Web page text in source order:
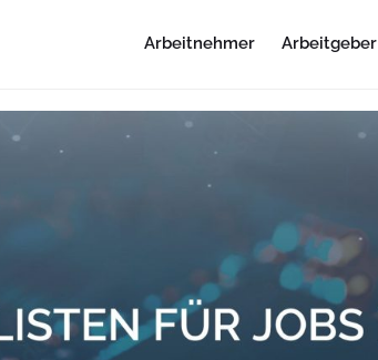
Arbeitnehmer Arbeitgeber